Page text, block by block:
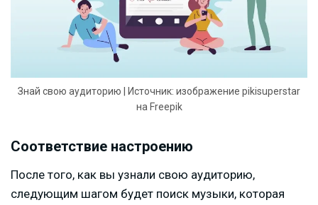
Знай свою аудиторию | Источник: изображение pikisuperstar
на Freepik
Соответствие настроению
После того, как вы узнали свою аудиторию,
следующим шагом будет поиск музыки, которая